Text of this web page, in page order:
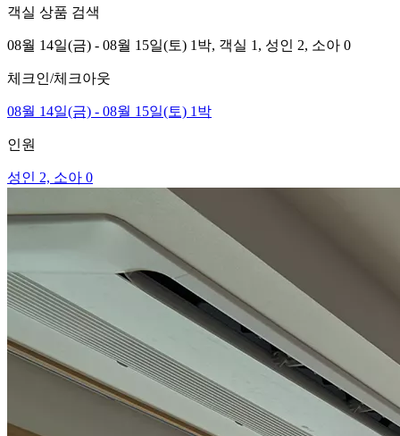
객실 상품 검색
08월 14일(금) - 08월 15일(토) 1박, 객실 1, 성인 2, 소아 0
체크인/체크아웃
08월 14일(금) - 08월 15일(토) 1박
인원
성인 2, 소아 0